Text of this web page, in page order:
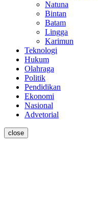
Natuna
Bintan
Batam
Lingga
Karimun
Teknologi
Hukum
Olahraga
Politik
Pendidikan
Ekonomi
Nasional
Advetorial
close